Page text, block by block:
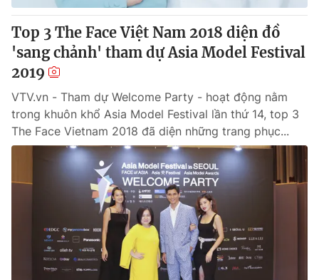
Tư vấn
Chuyên mục khác
Emagazine Podcast
Photo Infographic
Video Shorts video
VTV Money VTV Thể thao
Bất động sản
Thị trường 24h Tấm lòng Việt
Top 3 The Face Việt Nam 2018 diện đồ
'sang chảnh' tham dự Asia Model Festival
2019
VTV.vn - Tham dự Welcome Party - hoạt động nằm
trong khuôn khổ Asia Model Festival lần thứ 14, top 3
The Face Vietnam 2018 đã diện những trang phục...